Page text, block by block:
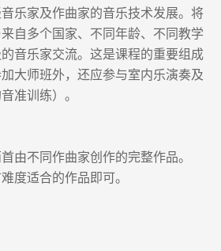
乐家及作曲家的音乐技术发展。将
自多个国家、不同年龄、不同教学
音乐家交流。这是课程的重要组成
大师班外，还应参与室内乐演奏及
准训练）。
由不同作曲家创作的完整作品。
度适合的作品即可。